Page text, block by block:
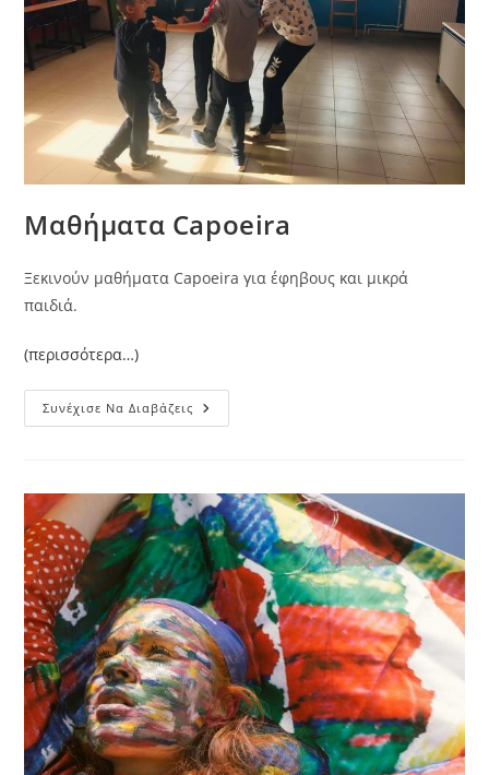
Μαθήματα Capoeira
Ξεκινούν μαθήματα Capoeira για έφηβους και μικρά
παιδιά.
(περισσότερα…)
Συνέχισε Να Διαβάζεις Μαθήματα
Capoeira